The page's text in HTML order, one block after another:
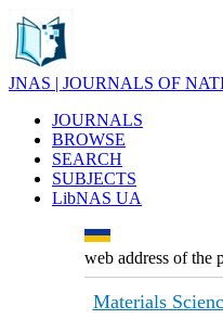
JNAS | JOURNALS OF
JOURNALS
BROWSE
SEARCH
SUBJECTS
LibNAS UA
web address of the
Materials